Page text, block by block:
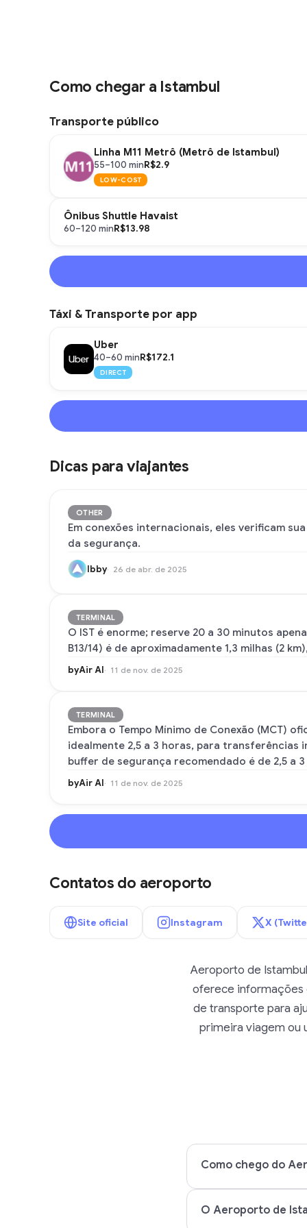
Como chegar a Istambul
Transporte público
Linha M11 Metrô (Metrô de Istambul)
55–100 minR$2.9
LOW-COST
Ônibus Shuttle Havaist
60–120 minR$13.98
Táxi & Transporte por app
Uber
40–60 minR$172.1
DIRECT
Dicas para viajantes
OTHER
Em conexões internacionais, eles verificam
da segurança.
Ibby 26 de abr. de 2025
TERMINAL
O IST é enorme; reserve 20 a 30 minutos
B13/14) é de aproximadamente 1,3 milhas (2
byAir AI 11 de nov. de 2025
TERMINAL
Embora o Tempo Mínimo de Conexão (MCT)
idealmente 2,5 a 3 horas, para transferências
buffer de segurança recomendado é de 2,5 a
byAir AI 11 de nov. de 2025
Contatos do aeroporto
Site oficial Instagram X
Aeroporto de
oferece informações
de transporte para
primeira viagem ou
Como chego do
O Aeroporto de